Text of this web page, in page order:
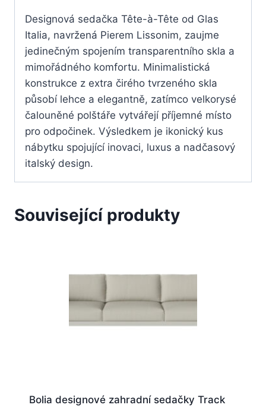
Designová sedačka Tête-à-Tête od Glas
Italia, navržená Pierem Lissonim, zaujme
jedinečným spojením transparentního skla a
mimořádného komfortu. Minimalistická
konstrukce z extra čirého tvrzeného skla
působí lehce a elegantně, zatímco velkorysé
čalouněné polštáře vytvářejí příjemné místo
pro odpočinek. Výsledkem je ikonický kus
nábytku spojující inovaci, luxus a nadčasový
italský design.
Související produkty
Bolia designové zahradní sedačky Track